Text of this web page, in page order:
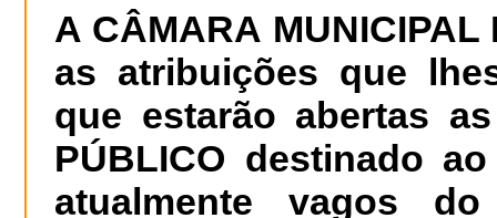
A CÂMARA MUNICIPAL
as atribuições que
que estarão abertas
PÚBLICO destinado
atualmente vagos